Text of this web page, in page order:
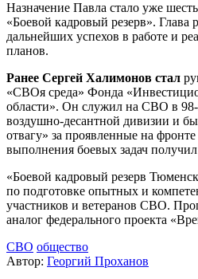
Назначение Павла стало уже
«Боевой кадровый резерв». Глава
дальнейших успехов в работе и
планов.
Ранее Сергей Халимонов стал
«СВОя среда» Фонда
области». Он служил на СВО в
воздушно‑десантной дивизии и
отвагу» за проявленные на
выполнения боевых задач
«Боевой кадровый резерв
по подготовке опытных и
участников и ветеранов СВО.
аналог федерального проекта
СВО общество
Автор: Георгий Проханов